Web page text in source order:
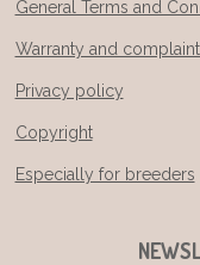
General Terms and
Warranty and
Privacy policy
Copyright
Especially for breeders